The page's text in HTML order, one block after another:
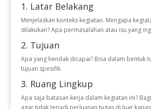
1. Latar Belakang
Menjelaskan konteks kegiatan. Mengapa
dilakukan? Apa permasalahan atau isu yang
2. Tujuan
Apa yang hendak dicapai? Bisa dalam bentuk
tujuan spesifik.
3. Ruang Lingkup
Apa saja batasan kerja dalam kegiatan ini?